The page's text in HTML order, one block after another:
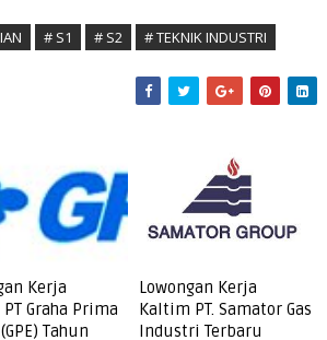
# S1 # S2 # TEKNIK INDUSTRI
Kerja
Graha Prima
Tahun
Lowongan Kerja
Kaltim PT. Samator Gas
Industri Terbaru